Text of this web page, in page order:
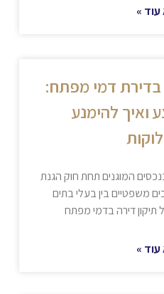
»
בדירת דמי מפתח:
ואיך להימנע
המוגנים תחת חוק הגנת
משפטיים בין בעלי בתים
תיקון דירה בדמי מפתח
»